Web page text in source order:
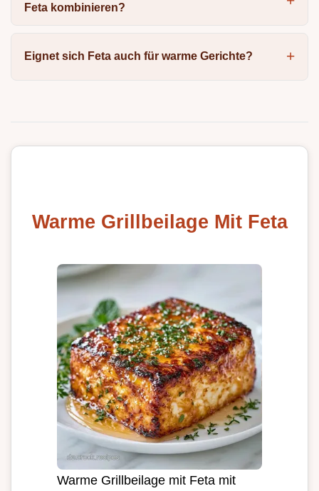
Feta kombinieren?
Eignet sich Feta auch für warme Gerichte?
Warme Grillbeilage Mit Feta
Warme Grillbeilage mit Feta mit